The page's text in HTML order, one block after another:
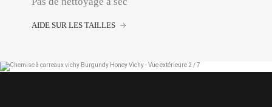
AIDE SUR LES TAILLES